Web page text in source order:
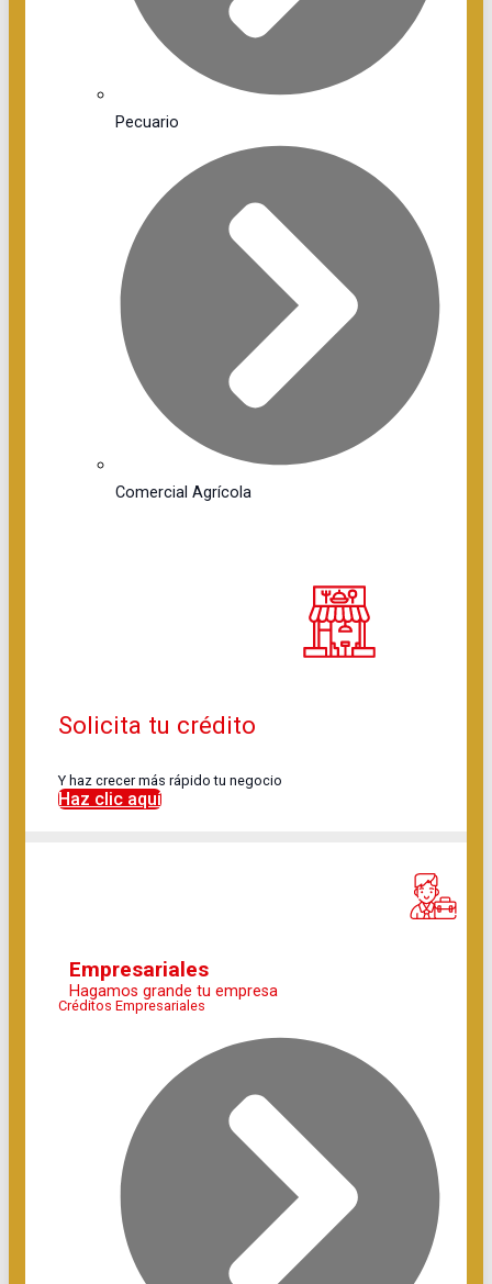
Pecuario
Comercial Agrícola
Solicita tu crédito
Y haz crecer más rápido tu negocio
Haz clic aquí
Empresariales
Hagamos grande tu empresa
Créditos Empresariales